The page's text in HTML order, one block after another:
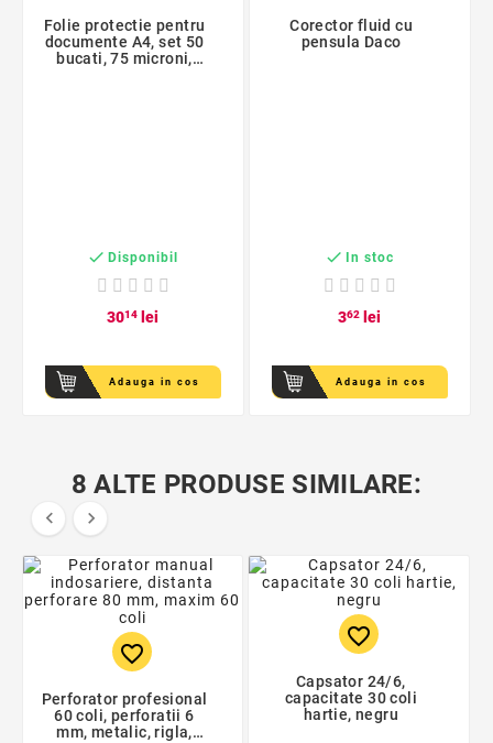
Folie protectie pentru
documente A4, set 50
bucati, 75 microni,
 Disponibil
3014 lei
Adauga in cos
Corector fluid cu
pensula Daco
 In stoc
362 lei
Adauga in cos
8 ALTE PRODUSE SIMILARE:
 
favorite_border
Perforator profesional
60 coli, perforatii 6
mm, metalic, rigla,
favorite_border
Capsator 24/6,
capacitate 30 coli
hartie, negru